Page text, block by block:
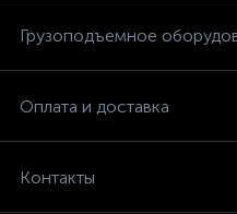
Грузоподъемное
Оплата и доставка
Контакты